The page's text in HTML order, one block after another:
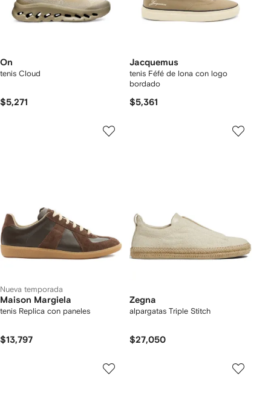
On
tenis Cloud
$5,271
Jacquemus
tenis Féfé de lona con logo
bordado
$5,361
Nueva temporada
Maison Margiela
tenis Replica con paneles
$13,797
Zegna
alpargatas Triple Stitch
$27,050